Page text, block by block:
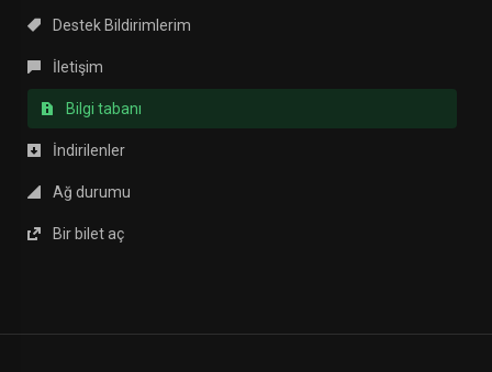
Destek Bildirimlerim
İletişim
Bilgi tabanı
İndirilenler
Ağ durumu
Bir bilet aç